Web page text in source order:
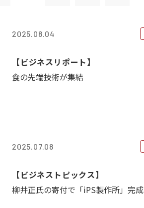
2025.08.04
【ビジネスリポート】
食の先端技術が集結
2025.07.08
【ビジネストピックス】
柳井正氏の寄付で「iPS製作所」完成